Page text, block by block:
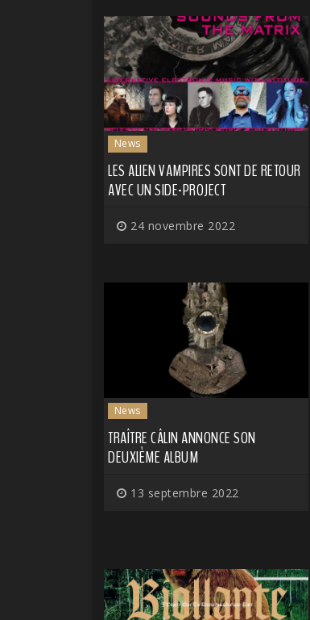
News
LES ALIEN VAMPIRES SONT DE RETOUR
AVEC UN SIDE-PROJECT
24 novembre 2022
News
TRAÎTRE CÂLIN ANNONCE SON
DEUXIÈME ALBUM
13 septembre 2022